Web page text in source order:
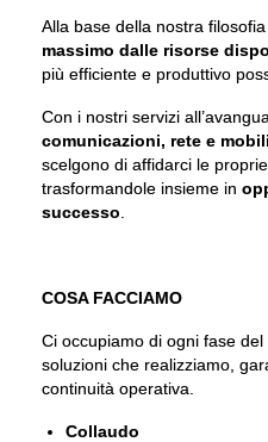
Alla base della nostra filosofia
massimo dalle risorse
più efficiente e produttivo
Con i nostri servizi
comunicazioni, rete e
scelgono di affidarci le
trasformandole insieme in
successo
COSA FACCIAMO
Ci occupiamo di ogni fase
soluzioni che realizziamo,
continuità operativa.
Collaudo